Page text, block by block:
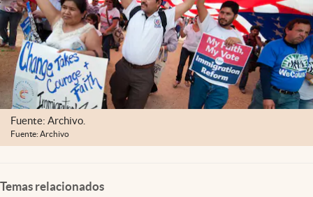
Fuente: Archivo.
Fuente: Archivo
Temas relacionados